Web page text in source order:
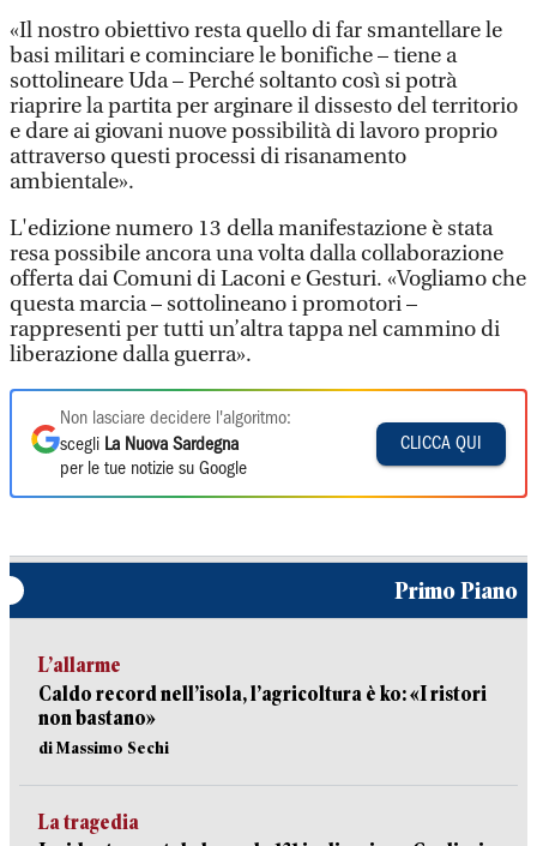
«Il nostro obiettivo resta quello di far smantellare le
basi militari e cominciare le bonifiche – tiene a
sottolineare Uda – Perché soltanto così si potrà
riaprire la partita per arginare il dissesto del territorio
e dare ai giovani nuove possibilità di lavoro proprio
attraverso questi processi di risanamento
ambientale».
L'edizione numero 13 della manifestazione è stata
resa possibile ancora una volta dalla collaborazione
offerta dai Comuni di Laconi e Gesturi. «Vogliamo che
questa marcia – sottolineano i promotori –
rappresenti per tutti un’altra tappa nel cammino di
liberazione dalla guerra».
Non lasciare decidere l'algoritmo:
scegli La Nuova Sardegna
per le tue notizie su Google
CLICCA QUI
Primo Piano
L’allarme
Caldo record nell’isola, l’agricoltura è ko: «I ristori
non bastano»
di Massimo Sechi
La tragedia